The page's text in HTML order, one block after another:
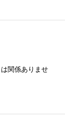
関係ありませ